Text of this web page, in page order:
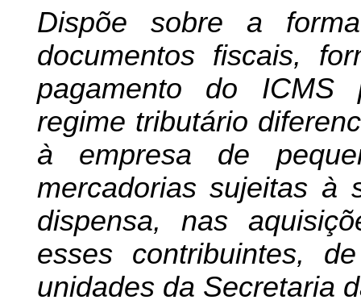
Dispõe sobre a
documentos fiscais,
pagamento do ICMS
regime tributário
à empresa de
mercadorias sujeitas à
dispensa, nas
esses contribuintes,
unidades da Secretaria